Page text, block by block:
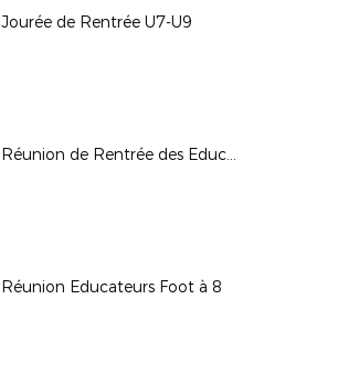
Jourée de Rentrée U7-U9
Réunion de Rentrée des Educateurs U7/U9
Réunion Educateurs Foot à 8